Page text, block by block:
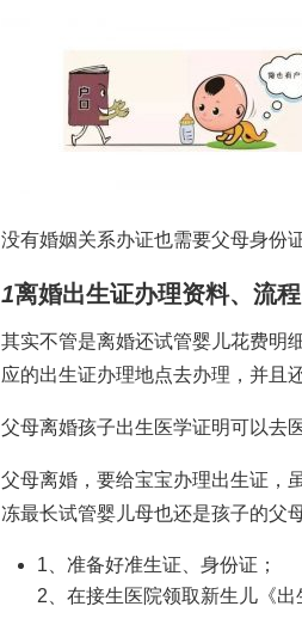
没有婚姻关系办证也需要父母身份
1离婚出生证办理资料、流程
其实不管是离婚还试管婴儿花费明
应的出生证办理地点去办理，并且
父母离婚孩子出生医学证明可以去
父母离婚，要给宝宝办理出生证，
冻最长试管婴儿母也还是孩子的父
1、准备好准生证、身份证；
2、在接生医院领取新生儿《出